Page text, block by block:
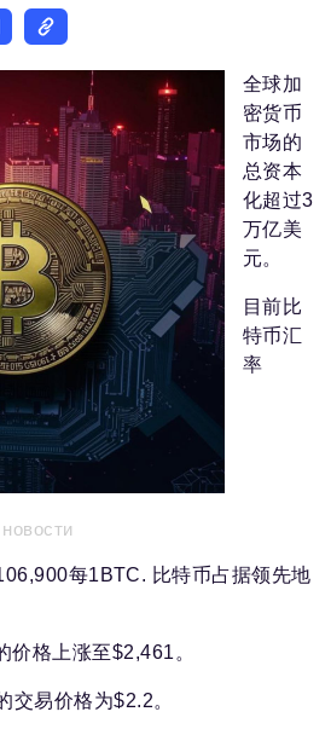
727-01-67
全球加
密货币
市场的
总资本
化超过3
万亿美
元。
目前比
特币汇
率
每1BTC. 比特币占据领先地
价格上涨至$2,461。
易价格为$2.2。